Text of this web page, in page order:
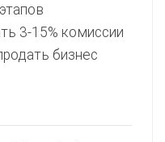
3-15% комиссии
бизнес